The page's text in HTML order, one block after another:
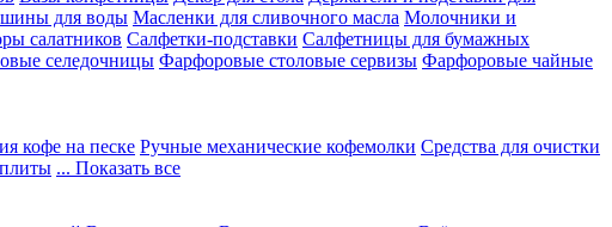
для воды Масленки для сливочного масла Молочники и
салатников Салфетки-подставки Салфетницы для бумажных
селедочницы Фарфоровые столовые сервизы Фарфоровые чайные
кофе на песке Ручные механические кофемолки Средства для очистки
... Показать все